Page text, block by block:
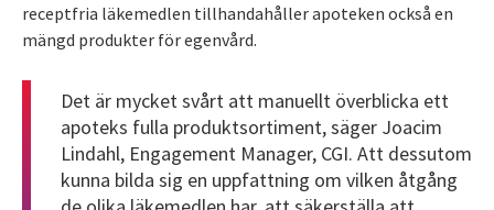
receptfria läkemedlen tillhandahåller apoteken också en
mängd produkter för egenvård.
Det är mycket svårt att manuellt överblicka ett
apoteks fulla produktsortiment, säger Joacim
Lindahl, Engagement Manager, CGI. Att dessutom
kunna bilda sig en uppfattning om vilken åtgång